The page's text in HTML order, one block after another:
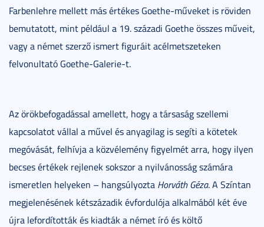
Farbenlehre mellett más értékes Goethe-műveket is röviden
bemutatott, mint például a 19. századi Goethe összes műveit,
vagy a német szerző ismert figuráit acélmetszeteken
felvonultató Goethe-Galerie-t.
Az örökbefogadással amellett, hogy a társaság szellemi
kapcsolatot vállal a művel és anyagilag is segíti a kötetek
megóvását, felhívja a közvélemény figyelmét arra, hogy ilyen
becses értékek rejlenek sokszor a nyilvánosság számára
ismeretlen helyeken – hangsúlyozta Horváth Géza. A Színtan
megjelenésének kétszázadik évfordulója alkalmából két éve
újra lefordították és kiadták a német író és költő